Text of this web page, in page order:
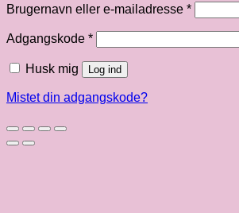
Brugernavn eller e-mailadresse *Påkrævet
Adgangskode *Påkrævet
Husk mig Log ind
Mistet din adgangskode?